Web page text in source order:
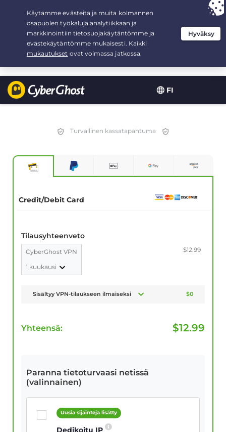
FI
Your choice:The Best Deal for 3.3333333333333-years at $
/month
Turvallinen kassatapahtuma
Credit/Debit Card
Tilausyhteenveto
CyberGhost VPN
1 kuukausi
$12.99
Sisältyy VPN-tilaukseen ilmaiseksi $0
Yhteensä: $12.99
Paranna tietoturvaasi netissä
(valinnainen)
Uusia sijainteja lisätty
Dedikoitu IP